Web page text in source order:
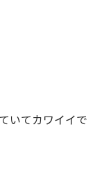
いてカワイイで